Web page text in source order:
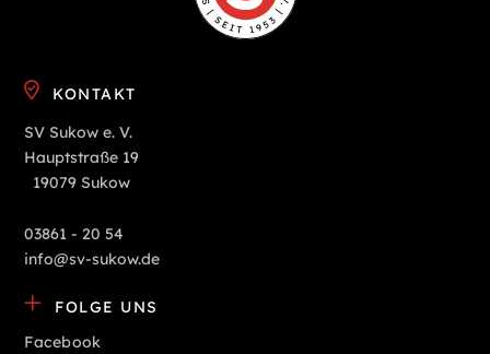
KONTAKT
SV Sukow e. V.
Hauptstraße 19
19079 Sukow
03861 - 20 54
info@sv-sukow.de
FOLGE UNS
Facebook